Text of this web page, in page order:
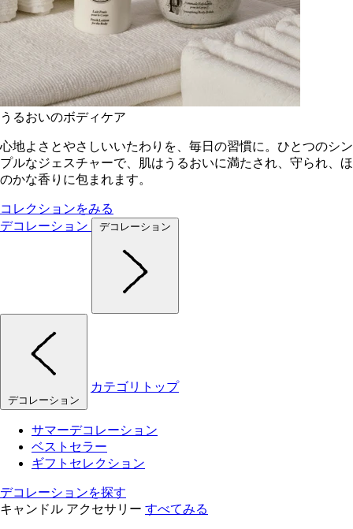
うるおいのボディケア
心地よさとやさしいいたわりを、毎日の習慣に。ひとつのシン
プルなジェスチャーで、肌はうるおいに満たされ、守られ、ほ
のかな香りに包まれます。
コレクションをみる
デコレーション
デコレーション
デコレーション
カテゴリトップ
サマーデコレーション
ベストセラー
ギフトセレクション
デコレーションを探す
キャンドル アクセサリー すべてみる